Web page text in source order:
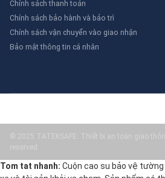
Chính sách thanh toán
Chính sách bảo hành và bảo trì
Chính sách vận chuyển vào giao nhận
Bảo mật thông tin cá nhân
© 2025 TATEKSAFE: Thiết bị an toàn giao
reserved.
Tom tat nhanh: Cuộn cao su bảo vệ